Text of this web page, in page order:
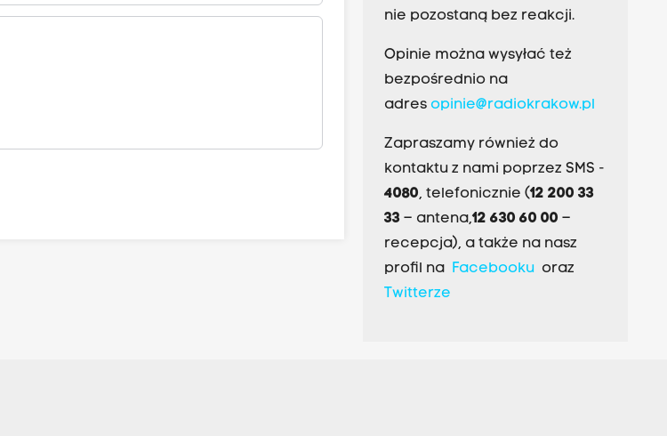
nie pozostaną bez reakcji.
Opinie można wysyłać też
bezpośrednio na
adres opinie@radiokrakow.pl
Zapraszamy również do
kontaktu z nami poprzez SMS -
4080, telefonicznie (12 200 33
33– antena,12 630 60 00 –
recepcja), a także na nasz
profil na Facebookuoraz
Twitterze